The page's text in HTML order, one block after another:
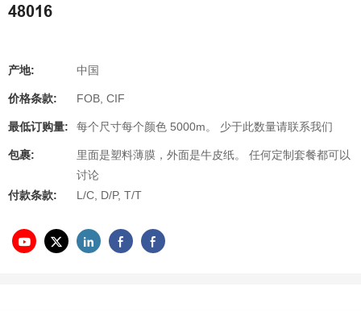
48016
产地: 中国
价格条款: FOB, CIF
最低订购量: 每个尺寸每个颜色 5000m。 少于此数量请联系我们
包裹:
里面是塑料薄膜，外面是牛皮纸。 任何定制套餐都可以
讨论
付款条款:
L/C, D/P, T/T